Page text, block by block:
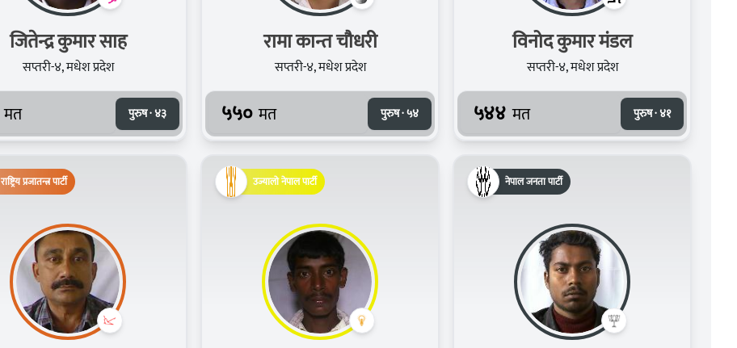
जितेन्द्र कुमार साह
सप्तरी-४, मधेश प्रदेश
मत पुरुष · ४३
रामा कान्त चौधरी
सप्तरी-४, मधेश प्रदेश
५५० मत पुरुष · ५४
विनोद कुमार मंडल
सप्तरी-४, मधेश प्रदेश
५४४ मत पुरुष · ४१
राष्ट्रिय प्रजातन्त्र पार्टी उज्यालो नेपाल पार्टी नेपाल जनता पार्टी